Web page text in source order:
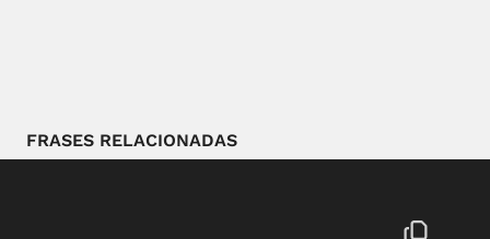
FRASES RELACIONADAS